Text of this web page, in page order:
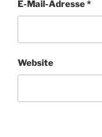
E-Mail-Adresse*
Website